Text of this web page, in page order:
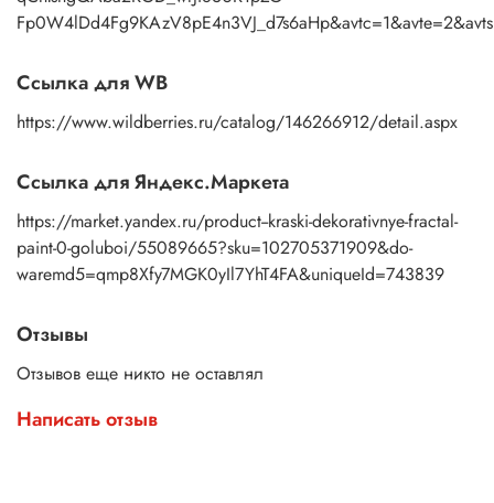
Ссылка для WB
https://www.wildberries.ru/catalog/146266912/detail.aspx
Ссылка для Яндекс.Маркета
https://market.yandex.ru/product--kraski-dekorativnye-fractal-
paint-0-goluboi/55089665?sku=102705371909&do-
waremd5=qmp8Xfy7MGK0yIl7YhT4FA&uniqueId=743839
Отзывы
Отзывов еще никто не оставлял
Написать отзыв